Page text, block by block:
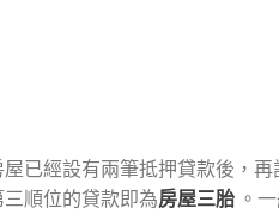
已經設有兩筆抵押貸款後，
順位的貸款即為房屋三胎 。